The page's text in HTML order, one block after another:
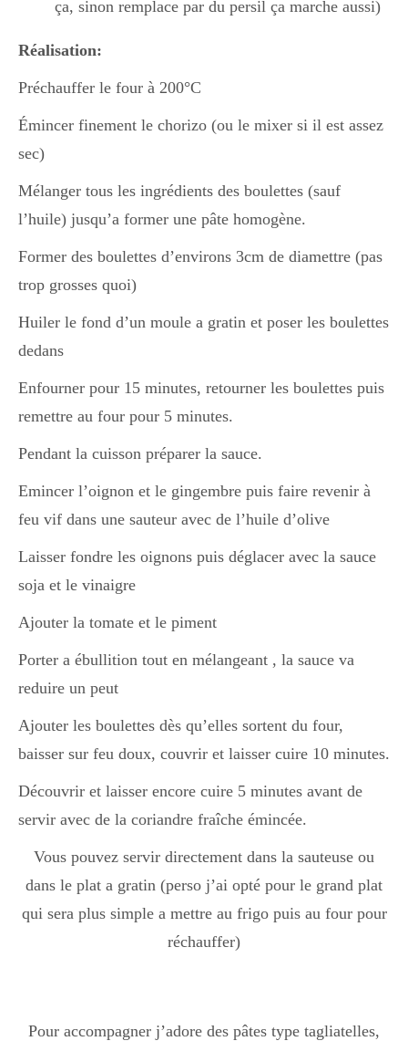
ça, sinon remplace par du persil ça marche aussi)
Réalisation:
Préchauffer le four à 200°C
Émincer finement le chorizo (ou le mixer si il est assez
sec)
Mélanger tous les ingrédients des boulettes (sauf
l’huile) jusqu’a former une pâte homogène.
Former des boulettes d’environs 3cm de diamettre (pas
trop grosses quoi)
Huiler le fond d’un moule a gratin et poser les boulettes
dedans
Enfourner pour 15 minutes, retourner les boulettes puis
remettre au four pour 5 minutes.
Pendant la cuisson préparer la sauce.
Emincer l’oignon et le gingembre puis faire revenir à
feu vif dans une sauteur avec de l’huile d’olive
Laisser fondre les oignons puis déglacer avec la sauce
soja et le vinaigre
Ajouter la tomate et le piment
Porter a ébullition tout en mélangeant , la sauce va
reduire un peut
Ajouter les boulettes dès qu’elles sortent du four,
baisser sur feu doux, couvrir et laisser cuire 10 minutes.
Découvrir et laisser encore cuire 5 minutes avant de
servir avec de la coriandre fraîche émincée.
Vous pouvez servir directement dans la sauteuse ou
dans le plat a gratin (perso j’ai opté pour le grand plat
qui sera plus simple a mettre au frigo puis au four pour
réchauffer)
Pour accompagner j’adore des pâtes type tagliatelles,